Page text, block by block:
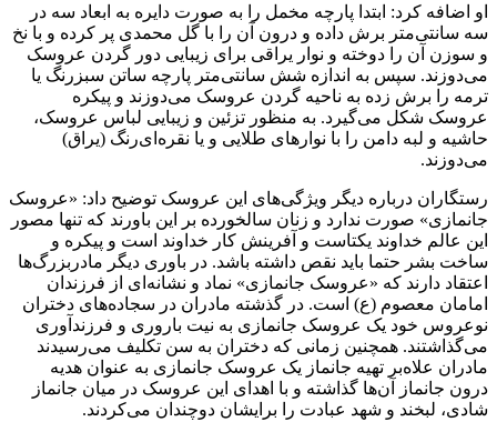
او اضافه کرد: ابتدا پارچه مخمل را به صورت دایره به ابعاد سه در
سه سانتی‌متر برش داده و درون آن را با گل محمدی پر کرده و با نخ
و سوزن آن را دوخته و نوار یراقی برای زیبایی دور گردن عروسک
می‌دوزند. سپس به اندازه شش سانتی‌متر پارچه ساتن سبزرنگ یا
ترمه را برش زده به ناحیه گردن عروسک می‌دوزند و پیکره
عروسک شکل می‌گیرد. به منظور تزئین و زیبایی لباس عروسک،
حاشیه و لبه دامن را با نوارهای طلایی و یا نقره‌ای‌رنگ (یراق)
می‌دوزند.
رستگاران درباره دیگر ویژگی‌های این عروسک توضیح داد: «عروسک
جانمازی» صورت ندارد و زنان سالخورده بر این باورند که تنها مصور
این عالم خداوند یکتاست و آفرینش کار خداوند است و پیکره و
ساخت بشر حتما باید نقص داشته باشد. در باوری دیگر مادربزرگ‌ها
اعتقاد دارند که «عروسک جانمازی» نماد و نشانه‌ای از فرزندان
امامان معصوم (ع) است. در گذشته مادران در سجاده‌های دختران
نوعروس خود یک عروسک جانمازی به نیت باروری و فرزندآوری
می‌گذاشتند. همچنین زمانی که دختران به سن تکلیف می‌رسیدند
مادران علاه‌بر تهیه جانماز یک عروسک جانمازی به عنوان هدیه
درون جانماز آن‌ها گذاشته و با اهدای این عروسک در میان جانماز
شادی، لبخند و شهد عبادت را برایشان دوچندان می‌کردند.